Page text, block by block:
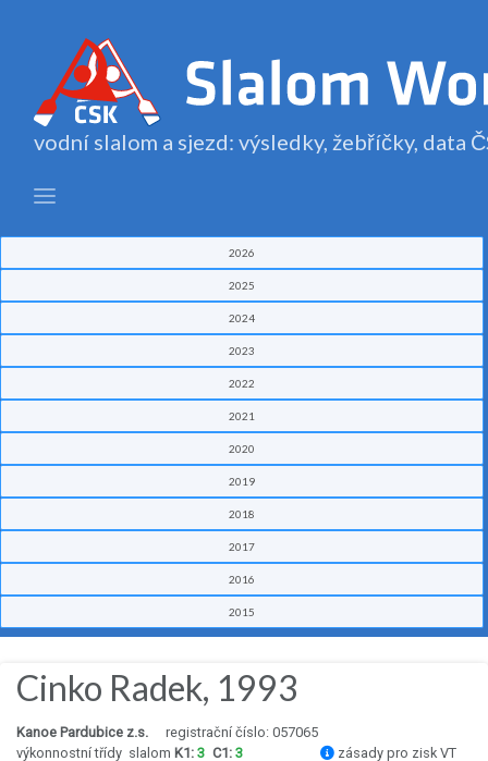
vodní slalom a sjezd: výsledky, žebříčky, data
2026
2025
2024
2023
2022
2021
2020
2019
2018
2017
2016
2015
Cinko Radek, 1993
Kanoe Pardubice z.s.
registrační číslo: 057065
výkonnostní třídy slalom K1: 3 C1: 3 zásady pro zisk VT